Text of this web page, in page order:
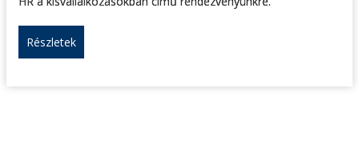
Részletek